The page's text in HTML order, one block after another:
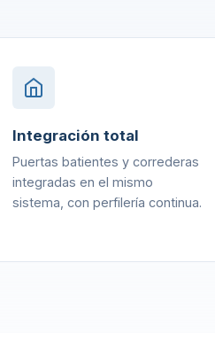
Integración total
Puertas batientes y correderas
integradas en el mismo
sistema, con perfilería continua.